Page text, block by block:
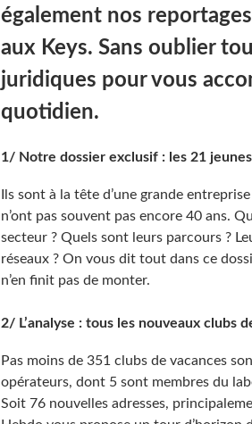
également nos
aux Keys. Sans oublier
juridiques pour vous
quotidien.
1/ Notre dossier exclusif : les 21
Ils sont à la tête d’une grande
n’ont pas souvent pas encore 40 ans.
secteur ? Quels sont leurs parcours ?
réseaux ? On vous dit tout dans ce
n’en finit pas de monter.
2/ L’analyse : tous les nouveaux clubs
Pas moins de 351 clubs de vacances
opérateurs, dont 5 sont membres du
Soit 76 nouvelles adresses,